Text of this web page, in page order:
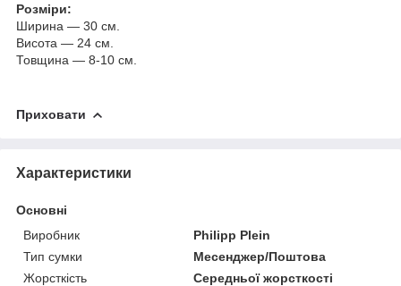
Розміри:
Ширина — 30 см.
Висота — 24 см.
Товщина — 8-10 см.
Приховати
Характеристики
Основні
Виробник
Philipp Plein
Тип сумки
Месенджер/Поштова
Жорсткість
Середньої жорсткості